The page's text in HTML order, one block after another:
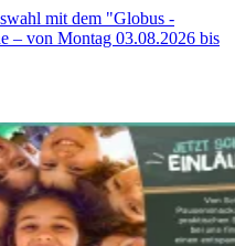
mit dem "Globus -
– von Montag 03.08.2026 bis